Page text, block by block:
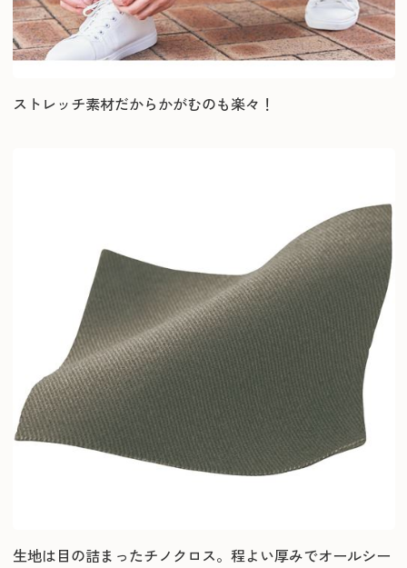
ストレッチ素材だからかがむのも楽々！
生地は目の詰まったチノクロス。程よい厚みでオールシー